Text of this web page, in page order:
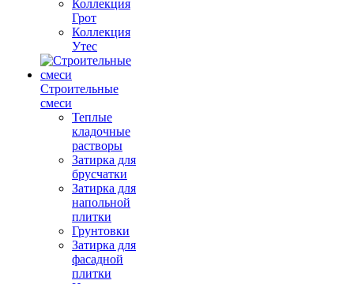
Коллекция
Грот
Коллекция
Утес
Строительные
смеси
Теплые
кладочные
растворы
Затирка для
брусчатки
Затирка для
напольной
плитки
Грунтовки
Затирка для
фасадной
плитки